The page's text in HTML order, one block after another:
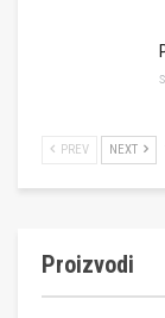
PREV NEXT
Proizvodi